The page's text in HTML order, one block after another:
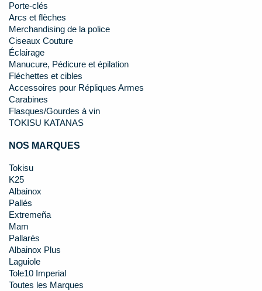
Porte-clés
Arcs et flèches
Merchandising de la police
Ciseaux Couture
Éclairage
Manucure, Pédicure et épilation
Fléchettes et cibles
Accessoires pour Répliques Armes
Carabines
Flasques/Gourdes à vin
TOKISU KATANAS
NOS MARQUES
Tokisu
K25
Albainox
Pallés
Extremeña
Mam
Pallarés
Albainox Plus
Laguiole
Tole10 Imperial
Toutes les Marques